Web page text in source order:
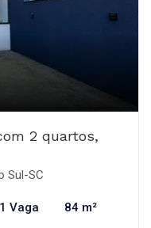
2 quartos,
Sul-SC
1 Vaga 84 m²